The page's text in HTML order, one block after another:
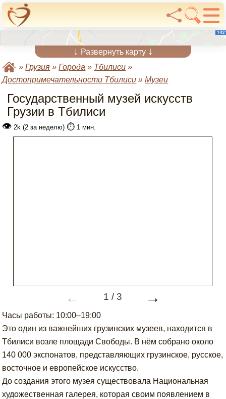
↓ Развернуть карту ↓
»Грузия »Города » Тбилиси »
Достопримечательности Тбилиси »Музеи
Государственный музей искусств
Грузии в Тбилиси
👁 2k (2 за неделю) ⏱️ 1 мин.
← 1 /3 →
Часы работы: 10:00–19:00
Это один из важнейших грузинских музеев, находится в
Тбилиси возле площади Свободы. В нём собрано около
140 000 экспонатов, представляющих грузинское, русское,
восточное и европейское искусство.
До создания этого музея существовала Национальная
художественная галерея, которая своим появлением в